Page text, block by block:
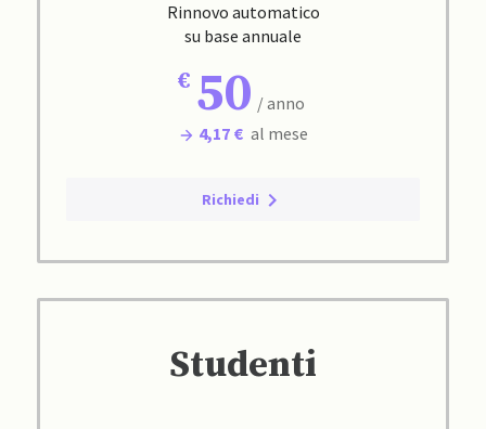
Rinnovo automatico
su base annuale
50 / anno
4,17 € al mese
Richiedi
Studenti